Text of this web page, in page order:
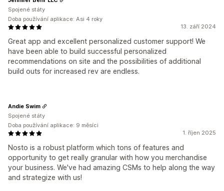
13. září 2024
Great app and excellent personalized customer support! We
have been able to build successful personalized
recommendations on site and the possibilities of additional
build outs for increased rev are endless.
Spojené státy
Doba používání aplikace: Asi 4 roky
1. říjen 2025
Nosto is a robust platform which tons of features and
opportunity to get really granular with how you merchandise
your business. We've had amazing CSMs to help along the way
and strategize with us!
Andie Swim
Spojené státy
Doba používání aplikace: 9 měsíci